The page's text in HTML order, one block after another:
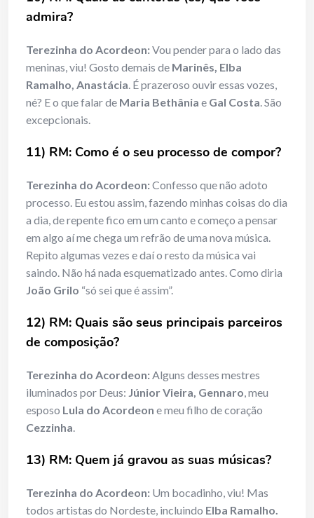
admira?
Terezinha do Acordeon:Vou pender para o lado das
meninas, viu! Gosto demais de Marinês, Elba
Ramalho, Anastácia. É prazeroso ouvir essas vozes,
né? E o que falar de Maria Bethânia e Gal Costa. São
excepcionais.
11) RM: Como é o seu processo de compor?
Terezinha do Acordeon:Confesso que não adoto
processo. Eu estou assim, fazendo minhas coisas do dia
a dia, de repente fico em um canto e começo a pensar
em algo aí me chega um refrão de uma nova música.
Repito algumas vezes e daí o resto da música vai
saindo. Não há nada esquematizado antes. Como diria
João Grilo “só sei que é assim”.
12) RM: Quais são seus principais parceiros
de composição?
Terezinha do Acordeon:Alguns desses mestres
iluminados por Deus: Júnior Vieira, Gennaro, meu
esposo Lula do Acordeon e meu filho de coração
Cezzinha.
13) RM: Quem já gravou as suas músicas?
Terezinha do Acordeon: Um bocadinho, viu! Mas
todos artistas do Nordeste, incluindo Elba Ramalho.